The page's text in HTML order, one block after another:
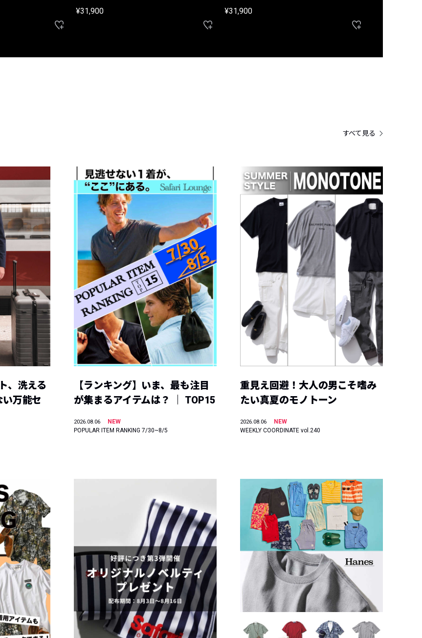
¥31,900 ¥31,900
すべて見る
、洗える
万能セ
【ランキング】いま、最も注目
が集まるアイテムは？ ｜ TOP15
2026.08.06
NEW
POPULAR ITEM RANKING 7/30~8/5
重見え回避！大人の男こそ嗜み
たい真夏のモノトーン
2026.08.06
NEW
WEEKLY COORDINATE vol.240